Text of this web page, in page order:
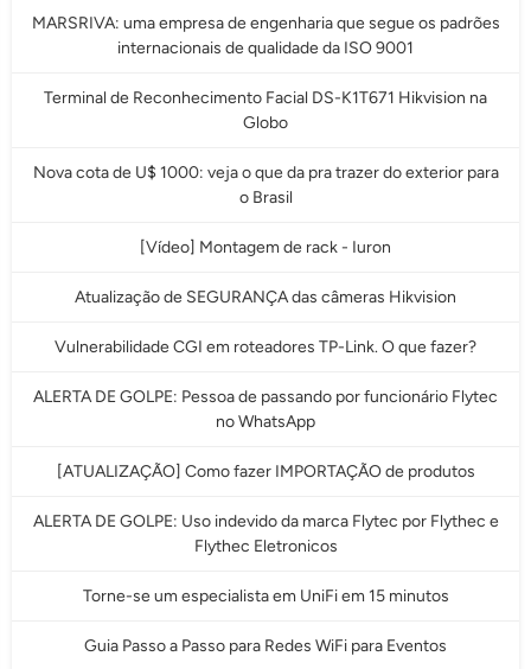
MARSRIVA: uma empresa de engenharia que segue os padrões
internacionais de qualidade da ISO 9001
Terminal de Reconhecimento Facial DS-K1T671 Hikvision na
Globo
Nova cota de U$ 1000: veja o que da pra trazer do exterior para
o Brasil
[Vídeo] Montagem de rack - Iuron
Atualização de SEGURANÇA das câmeras Hikvision
Vulnerabilidade CGI em roteadores TP-Link. O que fazer?
ALERTA DE GOLPE: Pessoa de passando por funcionário Flytec
no WhatsApp
[ATUALIZAÇÃO] Como fazer IMPORTAÇÃO de produtos
ALERTA DE GOLPE: Uso indevido da marca Flytec por Flythec e
Flythec Eletronicos
Torne-se um especialista em UniFi em 15 minutos
Guia Passo a Passo para Redes WiFi para Eventos